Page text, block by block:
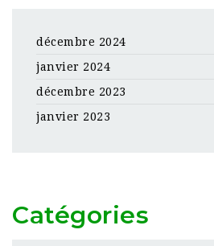
décembre 2024
janvier 2024
décembre 2023
janvier 2023
Catégories